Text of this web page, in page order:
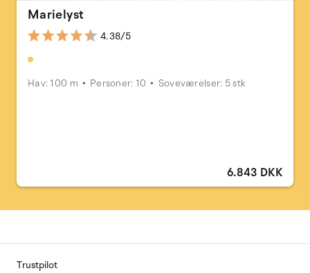
Marielyst
4.38/5
Hav: 100 m Personer: 10 Soveværelser: 5 stk
6.843 DKK
Trustpilot